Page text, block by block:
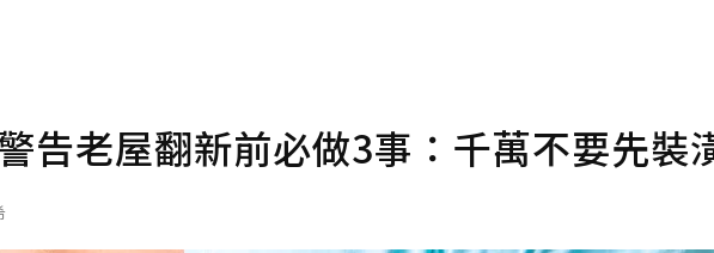
告老屋翻新前必做3事：千萬不要先裝